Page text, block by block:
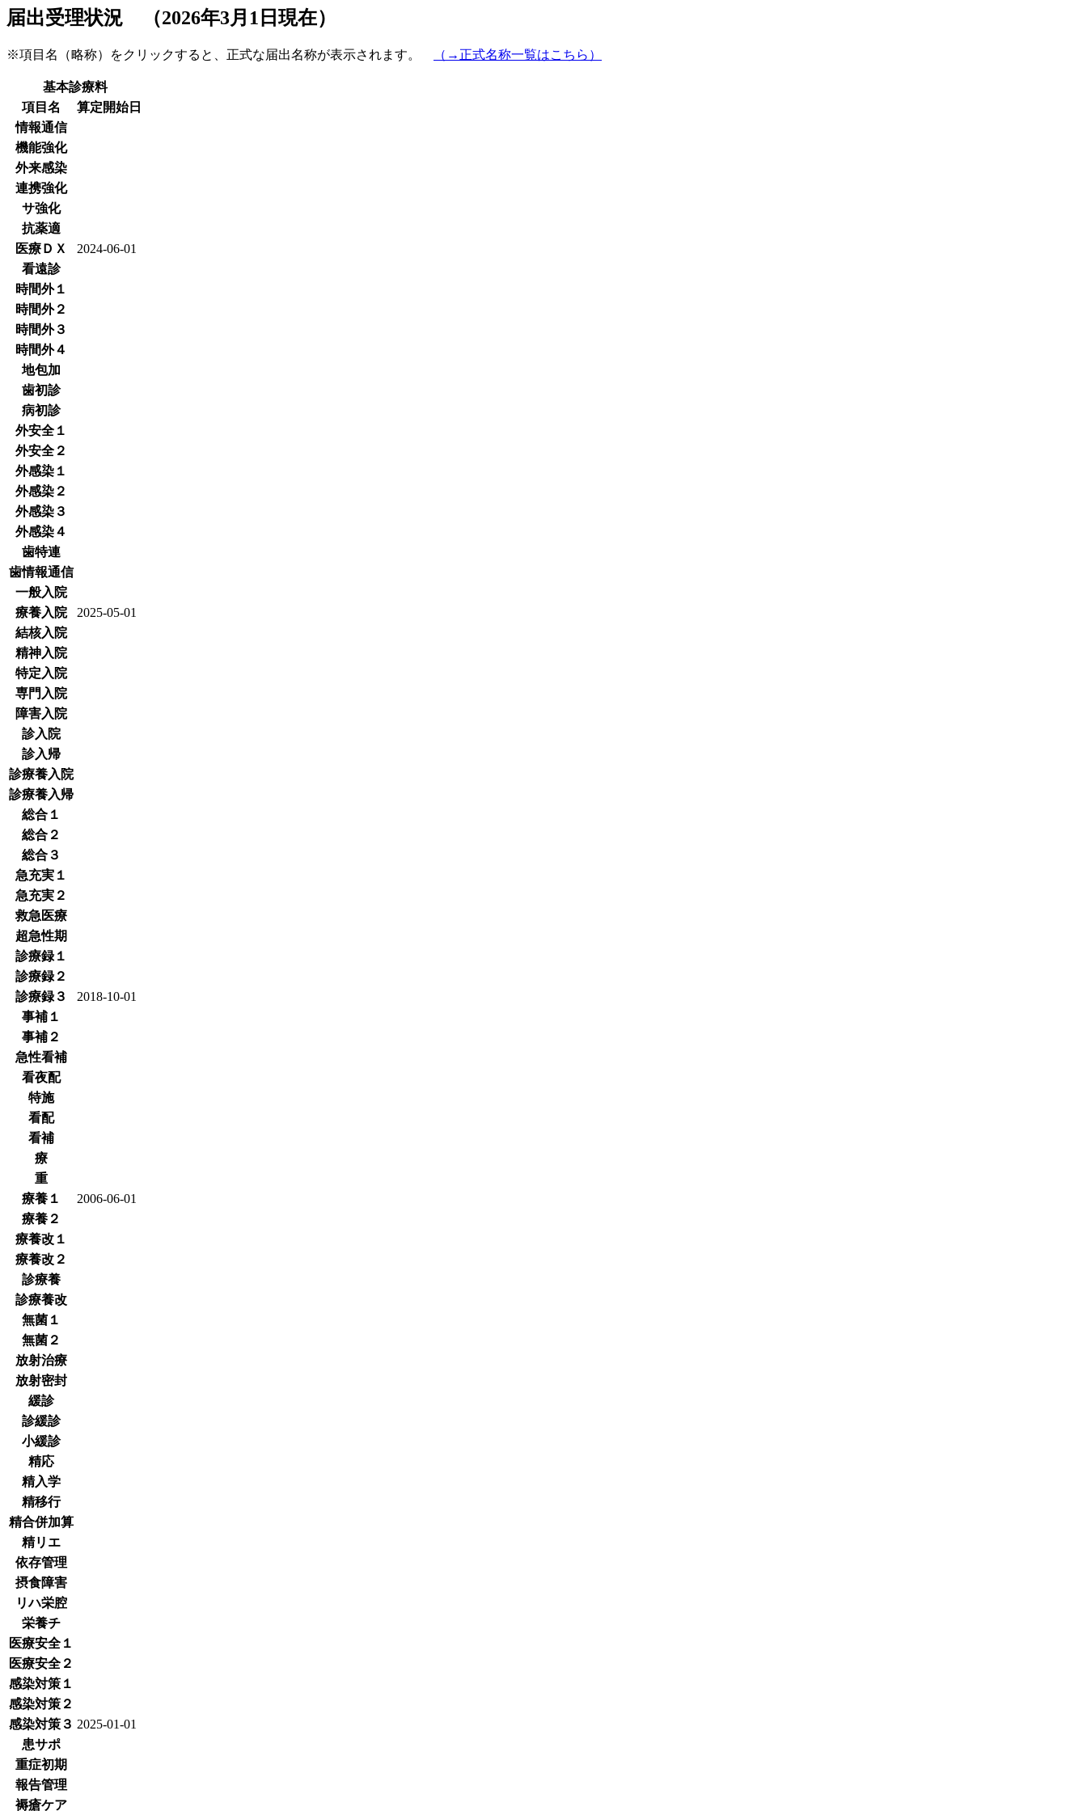
届出受理状況 （2026年3月1日現在）
※項目名（略称）をクリックすると、正式な届出名称が表示されます。 （→正式名称一覧はこちら）
基本診療料
項目名
算定開始日
情報通信
機能強化
外来感染
連携強化
サ強化
抗薬適
医療ＤＸ
2024-06-01
看遠診
時間外１
時間外２
時間外３
時間外４
地包加
歯初診
病初診
外安全１
外安全２
外感染１
外感染２
外感染３
外感染４
歯特連
歯情報通信
一般入院
療養入院
2025-05-01
結核入院
精神入院
特定入院
専門入院
障害入院
診入院
診入帰
診療養入院
診療養入帰
総合１
総合２
総合３
急充実１
急充実２
救急医療
超急性期
診療録１
診療録２
診療録３
2018-10-01
事補１
事補２
急性看補
看夜配
特施
看配
看補
療
重
療養１
2006-06-01
療養２
療養改１
療養改２
診療養
診療養改
無菌１
無菌２
放射治療
放射密封
緩診
診緩診
小緩診
精応
精入学
精移行
精合併加算
精リエ
依存管理
摂食障害
リハ栄腔
栄養チ
医療安全１
医療安全２
感染対策１
感染対策２
感染対策３ 2025-01-01
患サポ
重症初期
報告管理
褥瘡ケア